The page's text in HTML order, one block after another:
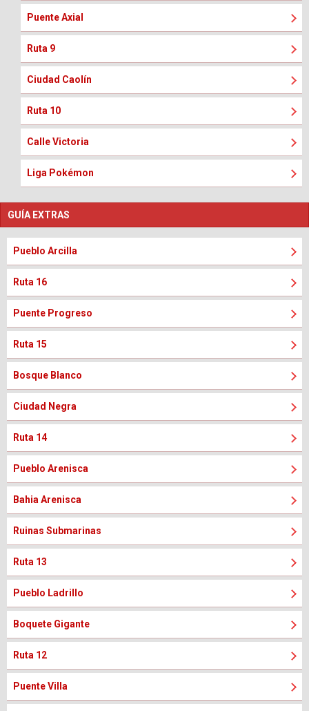
Puente Axial
Ruta 9
Ciudad Caolín
Ruta 10
Calle Victoria
Liga Pokémon
GUÍA EXTRAS
Pueblo Arcilla
Ruta 16
Puente Progreso
Ruta 15
Bosque Blanco
Ciudad Negra
Ruta 14
Pueblo Arenisca
Bahia Arenisca
Ruinas Submarinas
Ruta 13
Pueblo Ladrillo
Boquete Gigante
Ruta 12
Puente Villa